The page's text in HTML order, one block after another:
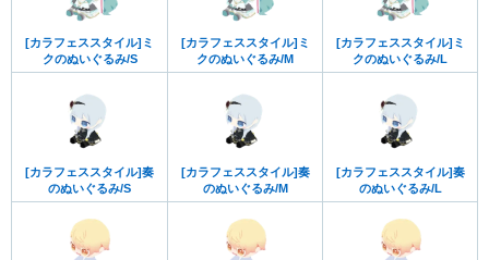
[カラフェススタイル]ミ
クのぬいぐるみ/S
[カラフェススタイル]ミ
クのぬいぐるみ/M
[カラフェススタイル]ミ
クのぬいぐるみ/L
[カラフェススタイル]奏
のぬいぐるみ/S
[カラフェススタイル]奏
のぬいぐるみ/M
[カラフェススタイル]奏
のぬいぐるみ/L